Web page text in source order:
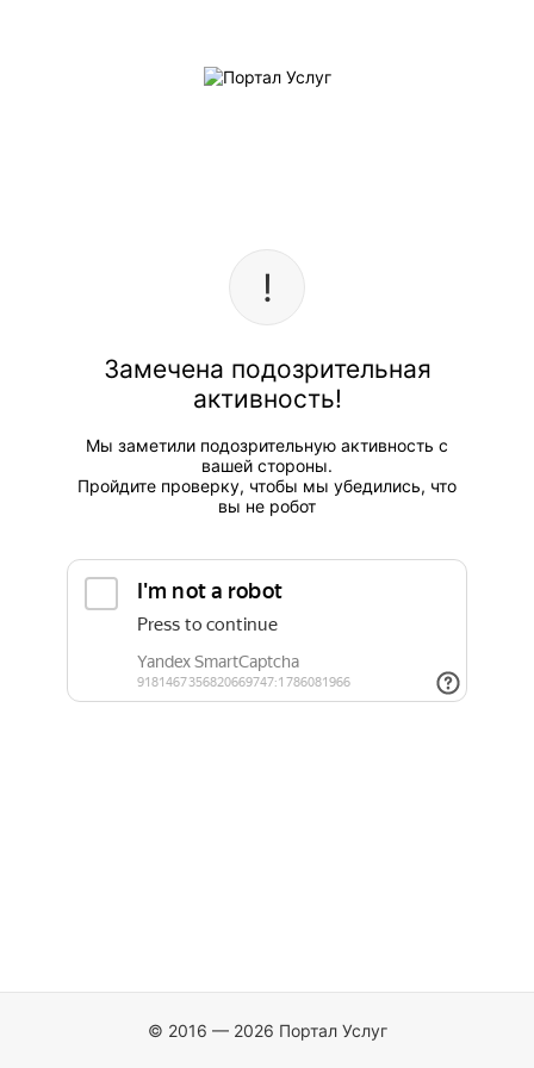
Замечена подозрительная
активность!
Мы заметили подозрительную активность с
вашей стороны.
Пройдите проверку, чтобы мы убедились, что
вы не робот
© 2016 — 2026 Портал Услуг